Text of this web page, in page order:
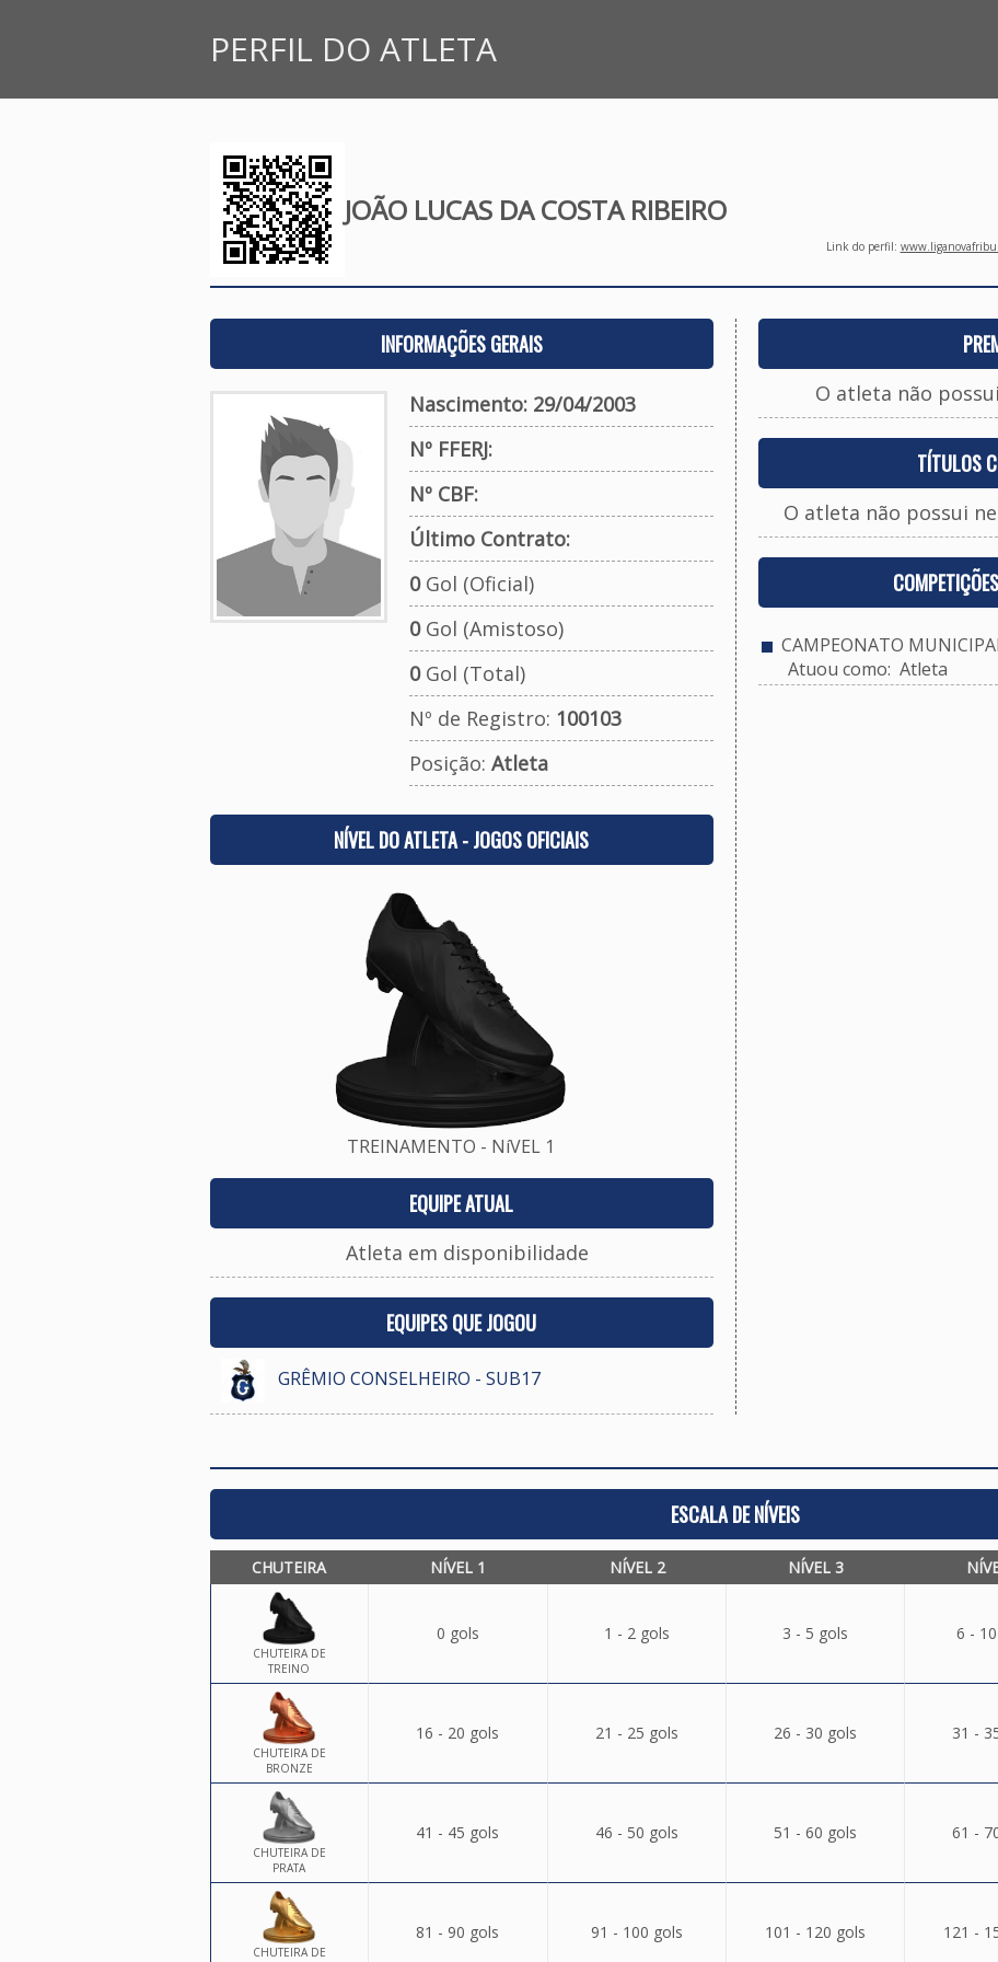
PERFIL DO ATLETA
JOÃO LUCAS DA COSTA RIBEIRO
Link do perfil:
INFORMAÇÕES GERAIS
Nascimento: 29/04/2003
Nº FFERJ:
Nº CBF:
Último Contrato:
0Gol (Oficial)
0Gol (Amistoso)
0Gol (Total)
Nº de Registro: 100103
Posição: Atleta
NÍVEL DO ATLETA - JOGOS OFICIAIS
TREINAMENTO - NíVEL 1
EQUIPE ATUAL
Atleta em disponibilidade
EQUIPES QUE JOGOU
GRÊMIO CONSELHEIRO - SUB17
O atleta não
TÍTULOS
O atleta não possui
CAMPEONATO
Atuou como: Atleta
ESCALA DE NÍVEIS
CHUTEIRA NÍVEL 1 NÍVEL 2 NÍVEL 3
CHUTEIRA DE
TREINO
0 gols 1 - 2 gols 3 - 5 gols 6 -
CHUTEIRA DE
BRONZE
16 - 20 gols 21 - 25 gols 26 - 30 gols 31 -
CHUTEIRA DE
PRATA
41 - 45 gols 46 - 50 gols 51 - 60 gols 61 -
CHUTEIRA DE
81 - 90 gols 91 - 100 gols 101 - 120 gols 121 -